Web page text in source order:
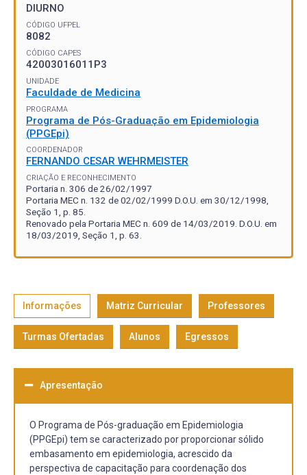
DIURNO
CÓDIGO UFPEL
8082
CÓDIGO CAPES
42003016011P3
UNIDADE
Faculdade de Medicina
PROGRAMA
Programa de Pós-Graduação em Epidemiologia
(PPGEpi)
COORDENADOR
FERNANDO CESAR WEHRMEISTER
CRIAÇÃO E RECONHECIMENTO
Portaria n. 306 de 26/02/1997
Portaria MEC n. 132 de 02/02/1999 D.O.U. em 30/12/1998,
Seção 1, p. 85.
Renovado pela Portaria MEC n. 609 de 14/03/2019. D.O.U. em
18/03/2019, Seção 1, p. 63.
Informações Matriz Curricular Professores
Turmas Ofertadas Alunos Egressos
Apresentação
O Programa de Pós-graduação em Epidemiologia
(PPGEpi) tem se caracterizado por proporcionar sólido
embasamento em epidemiologia, acrescido da
perspectiva de capacitação para coordenação dos